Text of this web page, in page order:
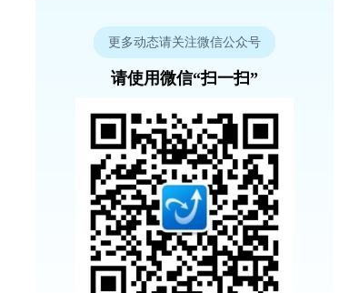
更多动态请关注微信公众号
请使用微信“扫一扫”